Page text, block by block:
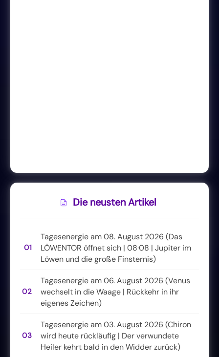
Die neusten Artikel
01
Tagesenergie am 08. August 2026 (Das
LÖWENTOR öffnet sich | 08·08 | Jupiter im
Löwen und die große Finsternis)
02
Tagesenergie am 06. August 2026 (Venus
wechselt in die Waage | Rückkehr in ihr
eigenes Zeichen)
03
Tagesenergie am 03. August 2026 (Chiron
wird heute rückläufig | Der verwundete
Heiler kehrt bald in den Widder zurück)